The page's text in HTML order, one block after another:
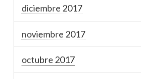
diciembre 2017
noviembre 2017
octubre 2017